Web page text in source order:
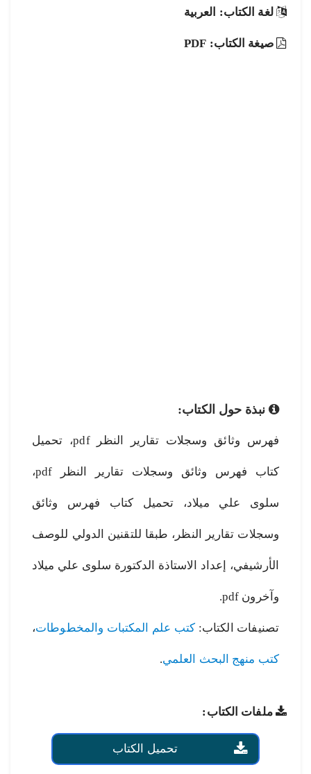
لغة الكتاب: العربية
صيغة الكتاب: PDF
نبذة حول الكتاب:
فهرس وثائق وسجلات تقارير النظر pdf، تحميل
كتاب فهرس وثائق وسجلات تقارير النظر pdf،
سلوى علي ميلاد، تحميل كتاب فهرس وثائق
وسجلات تقارير النظر، طبقا للتقنين الدولي للوصف
الأرشيفي، إعداد الاستاذة الدكتورة سلوى علي ميلاد
وآخرون pdf.
تصنيفات الكتاب: كتب علم المكتبات والمخطوطات،
كتب منهج البحث العلمي.
ملفات الكتاب:
تحميل الكتاب